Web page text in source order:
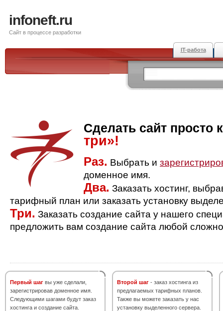
infoneft.ru
Сайт в процессе разработки
IT-работа
Сделать сайт просто
три»!
Раз. Выбрать и
доменное имя.
Два. Заказать хостинг,
тарифный план или заказать установку
Три. Заказать создание сайта у нашего
предложить вам создание сайта любой
Первый шаг вы уже сделали,
зарегистрировав доменное имя.
Следующими шагами будут заказ
хостинга и создание сайта.
Второй шаг - заказ хостинга из
предлагаемых тарифных планов.
Также вы можете заказать у нас
установку выделенного сервера.